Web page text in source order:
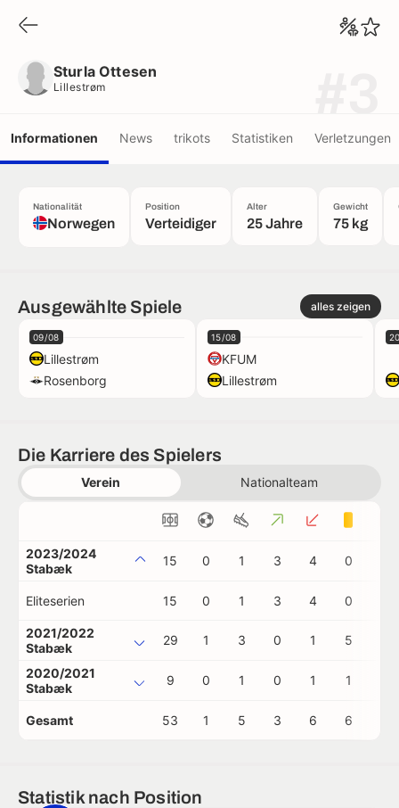
Sturla Ottesen
Lillestrøm
Informationen News trikots Statistiken Verletzungen
Nationalität
Norwegen
Position
Verteidiger
Alter
25 Jahre
Gewicht
75 kg
Ausgewählte Spiele alles zeigen
09/08
Lillestrøm
Rosenborg
15/08
KFUM
Lillestrøm
Die Karriere des Spielers
Verein Nationalteam
2023/2024
Stabæk
15 0 1 3 4 0
Eliteserien 15 0 1 3 4 0
2021/2022
Stabæk
29 1 3 0 1 5
2020/2021
Stabæk
9 0 1 0 1 1
Gesamt 53 1 5 3 6 6
Statistik nach Position